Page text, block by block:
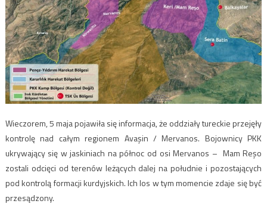
Wieczorem, 5 maja pojawiła się informacja, że oddziały tureckie przejęły
kontrolę nad całym regionem Avaşin / Mervanos. Bojownicy PKK
ukrywający się w jaskiniach na północ od osi Mervanos – Mam Reşo
zostali odcięci od terenów leżących dalej na południe i pozostających
pod kontrolą formacji kurdyjskich. Ich los w tym momencie zdaje się być
przesądzony.